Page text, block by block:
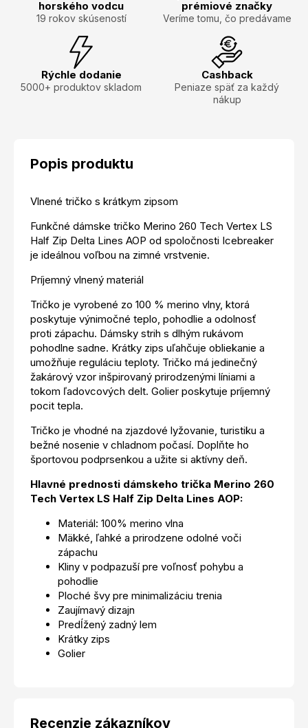
horského vodcu
19 rokov skúseností
prémiové značky
Veríme tomu, čo predávame
Rýchle dodanie
5000+ produktov skladom
Cashback
Peniaze späť za každý
nákup
Popis produktu
Vlnené tričko s krátkym zipsom
Funkčné dámske tričko Merino 260 Tech Vertex LS
Half Zip Delta Lines AOP od spoločnosti Icebreaker
je ideálnou voľbou na zimné vrstvenie.
Príjemný vlnený materiál
Tričko je vyrobené zo 100 % merino vlny, ktorá
poskytuje výnimočné teplo, pohodlie a odolnosť
proti zápachu. Dámsky strih s dlhým rukávom
pohodlne sadne. Krátky zips uľahčuje obliekanie a
umožňuje reguláciu teploty. Tričko má jedinečný
žakárový vzor inšpirovaný prirodzenými líniami a
tokom ľadovcových delt. Golier poskytuje príjemný
pocit tepla.
Tričko je vhodné na zjazdové lyžovanie, turistiku a
bežné nosenie v chladnom počasí. Doplňte ho
športovou podprsenkou a užite si aktívny deň.
Hlavné prednosti dámskeho trička Merino 260
Tech Vertex LS Half Zip Delta Lines AOP:
Materiál: 100% merino vlna
Mäkké, ľahké a prirodzene odolné voči
zápachu
Kliny v podpazuší pre voľnosť pohybu a
pohodlie
Ploché švy pre minimalizáciu trenia
Zaujímavý dizajn
Predĺžený zadný lem
Krátky zips
Golier
Recenzie zákazníkov